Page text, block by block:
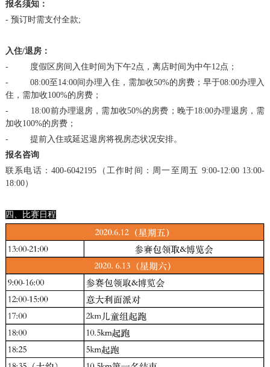
报名须知：
- 预订时需支付全款;
入住/退房：
- 度假区房间入住时间为下午2点，离店时间为中午12点；
- 08:00至14:00间办理入住，需加收50%的房费；早于08:00办理入
住，需加收100%的房费；
- 18:00前办理退房，需加收50%的房费；晚于18:00办理退房，需
加收100%的房费；
- 提前入住或延迟退房将视房态状况安排。
报名咨询
联系电话：400-6042195（工作时间：周一至周五 9:00-12:00 13:00-
18:00）
四、比赛日程